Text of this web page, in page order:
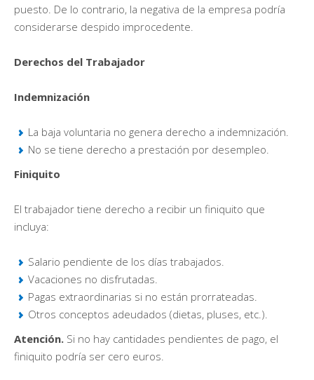
puesto. De lo contrario, la negativa de la empresa podría
considerarse despido improcedente.
Derechos del Trabajador
Indemnización
La baja voluntaria no genera derecho a indemnización.
No se tiene derecho a prestación por desempleo.
Finiquito
El trabajador tiene derecho a recibir un finiquito que
incluya:
Salario pendiente de los días trabajados.
Vacaciones no disfrutadas.
Pagas extraordinarias si no están prorrateadas.
Otros conceptos adeudados (dietas, pluses, etc.).
Atención. Si no hay cantidades pendientes de pago, el
finiquito podría ser cero euros.